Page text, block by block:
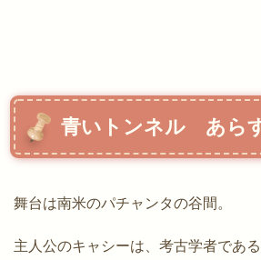
青いトンネル あら
舞台は南米のパチャンタの谷間。
主人公のキャシーは、考古学者であ